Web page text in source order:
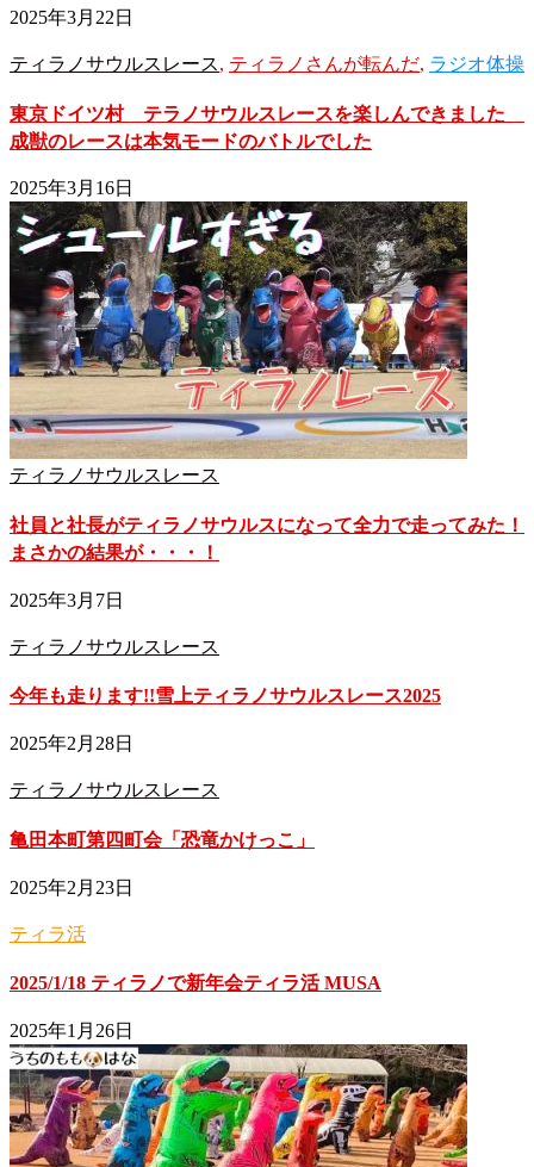
2025年3月22日
ティラノサウルスレース, ティラノさんが転んだ, ラジオ体操
東京ドイツ村 テラノサウルスレースを楽しんできました
成獣のレースは本気モードのバトルでした
2025年3月16日
ティラノサウルスレース
社員と社長がティラノサウルスになって全力で走ってみた！
まさかの結果が・・・！
2025年3月7日
ティラノサウルスレース
今年も走ります!!雪上ティラノサウルスレース2025
2025年2月28日
ティラノサウルスレース
亀田本町第四町会「恐竜かけっこ」
2025年2月23日
ティラ活
2025/1/18 ティラノで新年会ティラ活 MUSA
2025年1月26日